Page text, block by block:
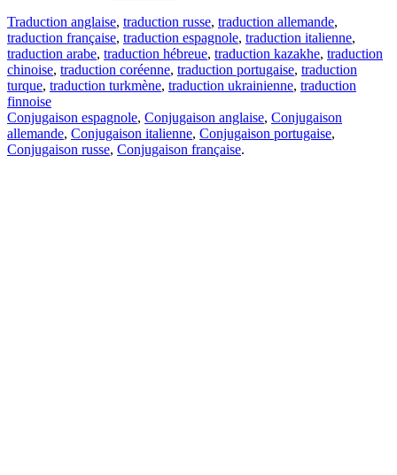
Traduction anglaise, traduction russe, traduction allemande,
traduction française, traduction espagnole, traduction italienne,
traduction arabe, traduction hébreue, traduction kazakhe, traduction
chinoise, traduction coréenne, traduction portugaise, traduction
turque, traduction turkmène, traduction ukrainienne, traduction
finnoise
Conjugaison espagnole, Conjugaison anglaise, Conjugaison
allemande, Conjugaison italienne, Conjugaison portugaise,
Conjugaison russe, Conjugaison française.